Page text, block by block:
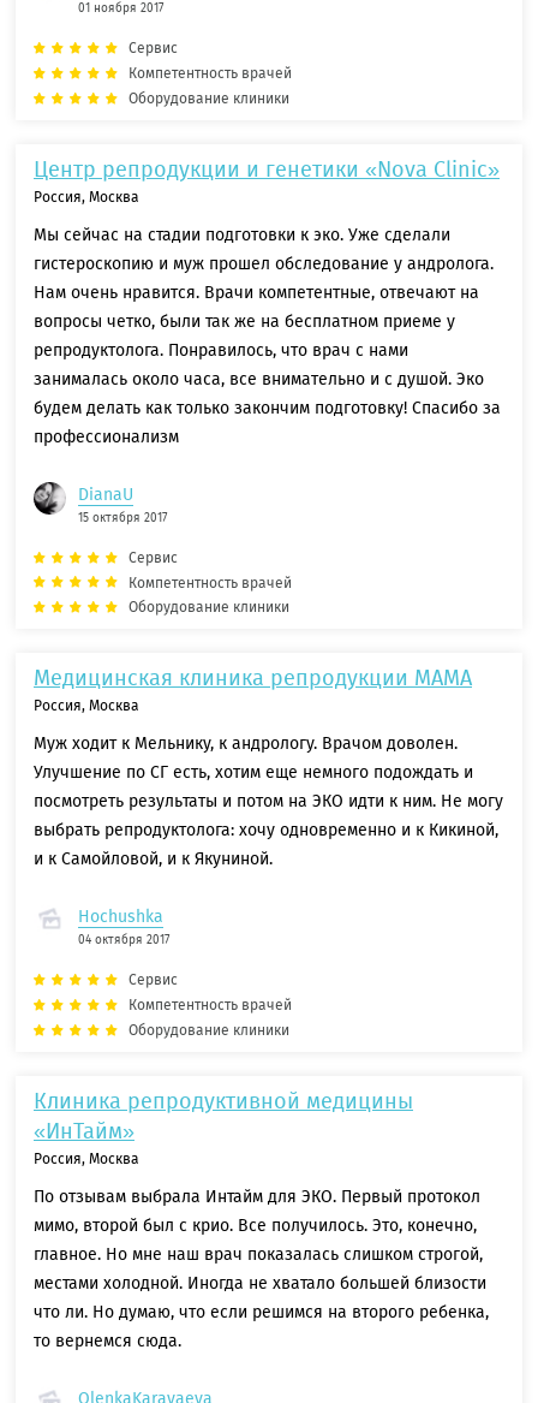
01 ноября 2017
Сервис
Компетентность врачей
Оборудование клиники
Центр репродукции и генетики «Nova Clinic»
Россия, Москва
Мы сейчас на стадии подготовки к эко. Уже сделали
гистероскопию и муж прошел обследование у андролога.
Нам очень нравится. Врачи компетентные, отвечают на
вопросы четко, были так же на бесплатном приеме у
репродуктолога. Понравилось, что врач с нами
занималась около часа, все внимательно и с душой. Эко
будем делать как только закончим подготовку! Спасибо за
профессионализм
DianaU
15 октября 2017
Сервис
Компетентность врачей
Оборудование клиники
Медицинская клиника репродукции МАМА
Россия, Москва
Муж ходит к Мельнику, к андрологу. Врачом доволен.
Улучшение по СГ есть, хотим еще немного подождать и
посмотреть результаты и потом на ЭКО идти к ним. Не могу
выбрать репродуктолога: хочу одновременно и к Кикиной,
и к Самойловой, и к Якуниной.
Hochushka
04 октября 2017
Сервис
Компетентность врачей
Оборудование клиники
Клиника репродуктивной медицины
«ИнТайм»
Россия, Москва
По отзывам выбрала Интайм для ЭКО. Первый протокол
мимо, второй был с крио. Все получилось. Это, конечно,
главное. Но мне наш врач показалась слишком строгой,
местами холодной. Иногда не хватало большей близости
что ли. Но думаю, что если решимся на второго ребенка,
то вернемся сюда.
OlenkaKaravaeva